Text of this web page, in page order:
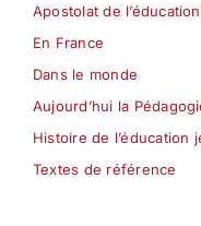
Apostolat de l’éducation
En France
Dans le monde
Aujourd’hui la
Histoire de l’éducation
Textes de référence